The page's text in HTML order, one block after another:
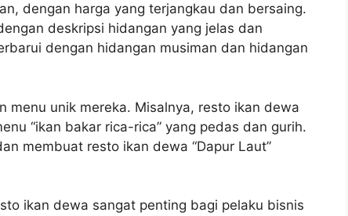
dengan harga yang terjangkau dan bersaing.
deskripsi hidangan yang jelas dan
dengan hidangan musiman dan hidangan
menu unik mereka. Misalnya, resto ikan dewa
“ikan bakar rica-rica” yang pedas dan gurih.
membuat resto ikan dewa “Dapur Laut”
ikan dewa sangat penting bagi pelaku bisnis